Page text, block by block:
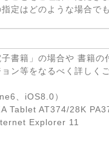
定はどのような場合で
書籍」の場合や 書籍
ン等をなるべく詳しく
、iOS8.0）
Tablet AT374/28K
Explorer 11